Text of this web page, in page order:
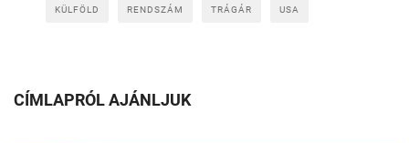
KÜLFÖLD RENDSZÁM TRÁGÁR USA
CÍMLAPRÓL AJÁNLJUK